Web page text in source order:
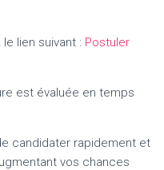
lien suivant : Postuler
est évaluée en temps
candidater rapidement et
vos chances